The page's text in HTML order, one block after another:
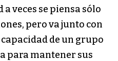
veces se piensa sólo
pero va junto con
de un grupo
para mantener sus